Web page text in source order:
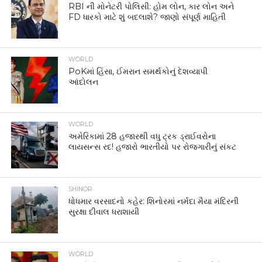
RBI ની મોનેટરી પોલિસી: હોમ લોન, કાર લોન અને
FD ધારકો માટે શું બદલાશે? જાણો સંપૂર્ણ માહિતી
WORLD
PoKમાં હિંસા, ઈમરાન સમર્થકોનું દેશવ્યાપી
આંદોલન
WORLD
અમેરિકામાં 28 હજારથી વધુ ટ્રક ડ્રાઈવરોના
લાયસન્સ રદ! હજારો ભારતીયો પર રોજગારીનું સંકટ
SHINOR
ધોધમાર વરસાદનો કહેર: શિનોરમાં નર્મદા મૈયા મંદિરની
સુરક્ષા દીવાલ ધરાશાયી
WORLD